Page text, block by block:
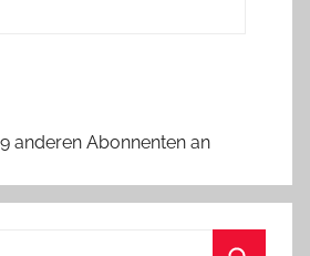
anderen Abonnenten an